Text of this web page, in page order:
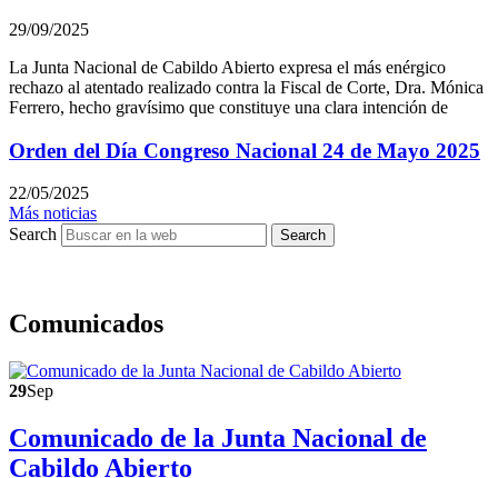
29/09/2025
La Junta Nacional de Cabildo Abierto expresa el más enérgico
rechazo al atentado realizado contra la Fiscal de Corte, Dra. Mónica
Ferrero, hecho gravísimo que constituye una clara intención de
Orden del Día Congreso Nacional 24 de Mayo 2025
22/05/2025
Más noticias
Search
Search
Comunicados
29Sep
Comunicado de la Junta Nacional de
Cabildo Abierto